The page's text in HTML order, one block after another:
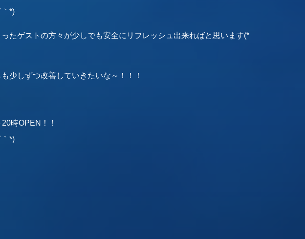
*)
たゲストの方々が少しでも安全にリフレッシュ出来ればと思います(*
少しずつ改善していきたいな～！！！
時OPEN！！
*)